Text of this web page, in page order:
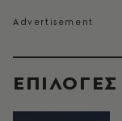
EΠΙΛΟΓΈΣ